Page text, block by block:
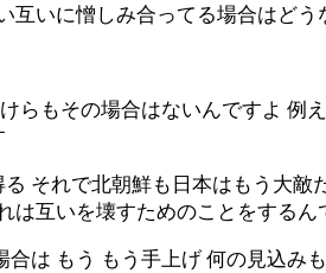
互いに憎しみ合ってる場合はどう
らもその場合はないんですよ
それで北朝鮮も日本はもう大
は互いを壊すためのことをするん
は もう もう手上げ 何の見込